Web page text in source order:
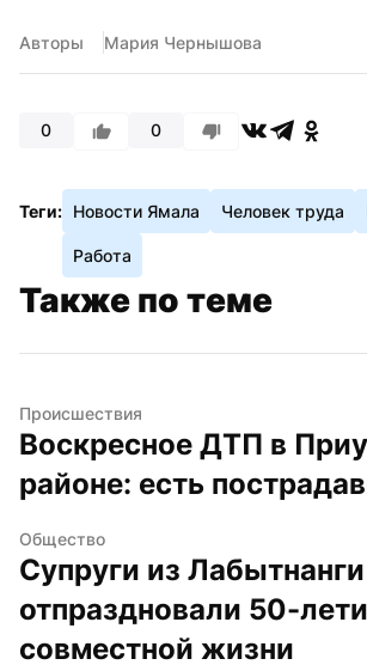
Авторы Мария Чернышова
0 0
Теги: Новости Ямала Человек труда
Работа
Также по теме
Происшествия
Воскресное ДТП в
районе: есть
Общество
Супруги из Лабытнанги
отпраздновали 50-
совместной жизни